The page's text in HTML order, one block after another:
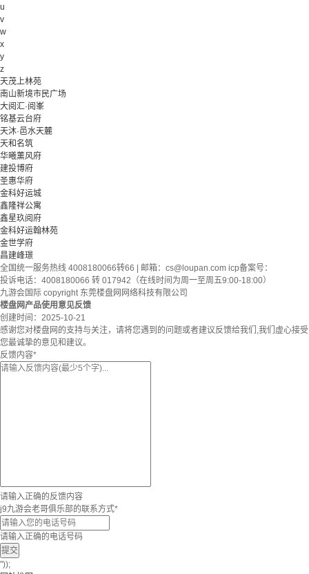
u
v
w
x
y
z
天茂上林苑
南山新境市民广场
大阅汇·阅峯
铭基云台府
天沐·邑水天麓
天和名筑
华曦薰风府
建投博府
圣惠华府
金科好运城
鑫隆祥公寓
鑫星玖阅府
金科好运翰林苑
金世学府
昌建峰璟
全国统一服务热线 4008180066转66 | 邮箱： cs@loupan.com icp备案号：
投诉电话：4008180066 转 017942（在线时间为周一至周五9:00-18:00）
九游会国际 copyright 东莞楼盘网网络科技有限公司
楼盘网产品使用意见反馈
创建时间： 2025-10-21
感谢您对楼盘网的支持与关注，请将您遇到的问题或者建议反馈给我们,我们虚心接受
您最诚挚的意见和建议。
反馈内容*
请输入正确的反馈内容
j9九游会老哥俱乐部的联系方式*
请输入正确的电话号码
提交
"));